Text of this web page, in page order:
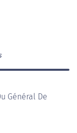
Général De